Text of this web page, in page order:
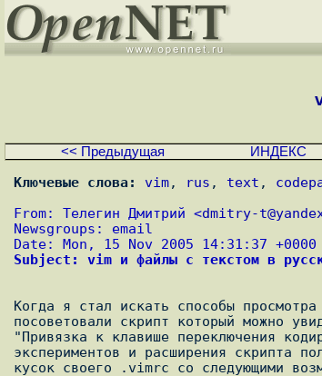
<< Предыдущая ИНДЕКС
Ключевые слова: vim, rus , text ,
From: Телегин Дмитрий <dmitry-
Newsgroups: email
Date: Mon, 15 Nov 2005 14:31:37 +0000
Subject: vim и файлы с текстом в
Когда я стал искать способы
посоветовали скрипт который можно
"Привязка к клавише переключения
экспериментов и расширения скрипта
кусок своего .vimrc со следующими